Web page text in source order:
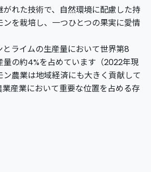
れた技術で、自然環境に配慮した持
を栽培し、一つひとつの果実に愛情
とライムの生産量において世界第8
の約4%を占めています（2022年現
農業は地域経済にも大きく貢献して
産業において重要な位置を占める存